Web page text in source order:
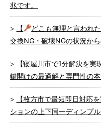
兆です。
【
どこも無理と言われ
交換NG・破壊NGの状況か
【寝屋川市で1分解決を
鍵開けの最適解と専門性の本
【枚方市で最短即日対応
ションの上下同一ディンプル